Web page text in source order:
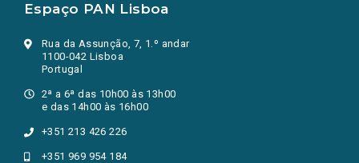
Espaço PAN Lisboa
Rua da Assunção, 7, 1.º andar
1100-042 Lisboa
Portugal
2ª a 6ª das 10h00 às 13h00
e das 14h00 às 16h00
+351 213 426 226
+351 969 954 184